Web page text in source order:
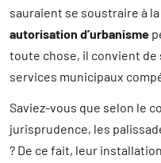
sauraient se soustraire à
autorisation d’urbanisme
toute chose, il convient de
services municipaux
Saviez-vous que selon le
jurisprudence, les
? De ce fait, leur